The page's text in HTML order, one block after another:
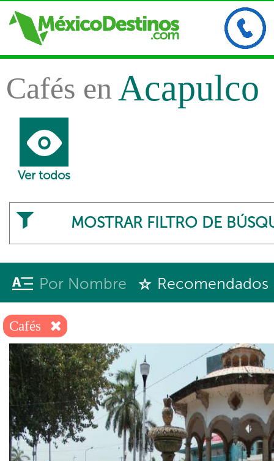
Cafés enAcapulco
Ver todos
MOSTRAR FILTRO DE
Por Nombre Recomendados
Cafés